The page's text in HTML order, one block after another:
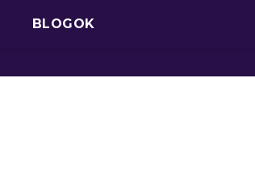
BLOGOK